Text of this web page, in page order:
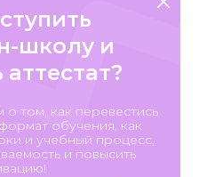
школу и
том, как перевестись
обучения, как
и учебный процесс,
и повысить